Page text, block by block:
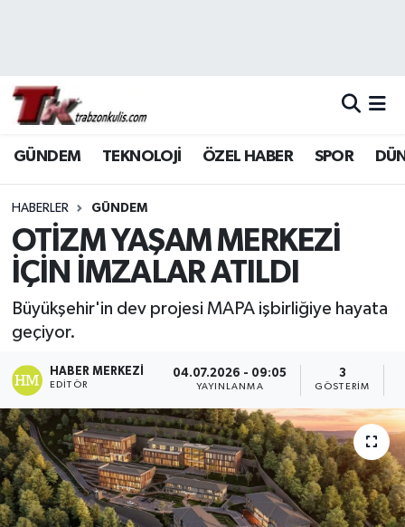
GÜNDEM TEKNOLOJİ ÖZEL HABER SPOR
HABERLER GÜNDEM
OTİZM YAŞAM MERKEZİ
İÇİN İMZALAR ATILDI
Büyükşehir'in dev projesi MAPA işbirliğiye hayata
geçiyor.
HABER MERKEZI
EDITÖR
04.07.2026 - 09:05
YAYINLANMA
3
GÖSTERIM
Trabzon Hava Durumu
Trabzon Namaz Vakitleri
Trabzon Trafik Yoğunluk Haritası
Süper Lig Puan Durumu ve Fikstür
Tüm Manşetler
Son Dakika Haberleri
Haber Arşivi